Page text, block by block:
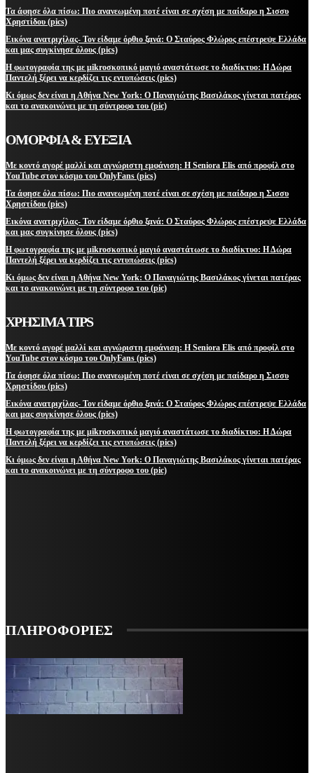
Τα άφησε όλα πίσω: Πιο ανανεωμένη ποτέ είναι σε σχέση με παίδαρο η Σισσυ
Χρηστίδου (pics)
Εικόνα ανατριχίλας- Τον είδαμε όρθιο ξανά: Ο Σταύρος Φλώρος επέστρεψε Ελλάδα
και μας συγκίνησε όλους (pics)
Η φωτογραφία της με μikroσκοπικό μαγιό αναστάτωσε το διαδίκτυο: Η Δώρα
Παντελή ξέρει να κερδίζει τις εντυπώσεις (pics)
Κι όμως δεν είναι η Αθήνα New York: Ο Παναγιώτης Βασιλάκος γίνεται πατέρας
και το ανακοινώνει με τη σύντροφο του (pic)
ΟΜΟΡΦΙΑ & ΕΥΕΞΙΑ
Με κοντό αγορέ μαλλί και αγνώριστη εμφάνιση: Η Seniora Elis από προφίλ στο
YouTube στον κόσμο του OnlyFans (pics)
Τα άφησε όλα πίσω: Πιο ανανεωμένη ποτέ είναι σε σχέση με παίδαρο η Σισσυ
Χρηστίδου (pics)
Εικόνα ανατριχίλας- Τον είδαμε όρθιο ξανά: Ο Σταύρος Φλώρος επέστρεψε Ελλάδα
και μας συγκίνησε όλους (pics)
Η φωτογραφία της με μikroσκοπικό μαγιό αναστάτωσε το διαδίκτυο: Η Δώρα
Παντελή ξέρει να κερδίζει τις εντυπώσεις (pics)
Κι όμως δεν είναι η Αθήνα New York: Ο Παναγιώτης Βασιλάκος γίνεται πατέρας
και το ανακοινώνει με τη σύντροφο του (pic)
ΧΡΗΣΙΜΑ TIPS
Με κοντό αγορέ μαλλί και αγνώριστη εμφάνιση: Η Seniora Elis από προφίλ στο
YouTube στον κόσμο του OnlyFans (pics)
Τα άφησε όλα πίσω: Πιο ανανεωμένη ποτέ είναι σε σχέση με παίδαρο η Σισσυ
Χρηστίδου (pics)
Εικόνα ανατριχίλας- Τον είδαμε όρθιο ξανά: Ο Σταύρος Φλώρος επέστρεψε Ελλάδα
και μας συγκίνησε όλους (pics)
Η φωτογραφία της με μikroσκοπικό μαγιό αναστάτωσε το διαδίκτυο: Η Δώρα
Παντελή ξέρει να κερδίζει τις εντυπώσεις (pics)
Κι όμως δεν είναι η Αθήνα New York: Ο Παναγιώτης Βασιλάκος γίνεται πατέρας
και το ανακοινώνει με τη σύντροφο του (pic)
ΠΛΗΡΟΦΟΡΙΕΣ
VARiEMAi
OFFICIAL